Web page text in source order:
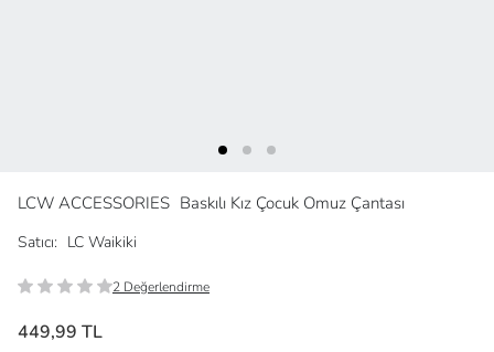
LCW ACCESSORIES Baskılı Kız Çocuk Omuz Çantası
Satıcı: LC Waikiki
2 Değerlendirme
449,99 TL